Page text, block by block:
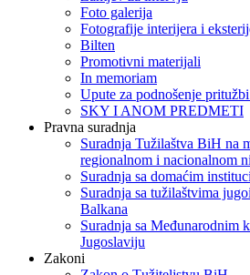
Foto galerija
Fotografije interijera i
Bilten
Promotivni materijali
In memoriam
Upute za podnošenje
SKY I ANOM PREDMETI
Pravna suradnja
Suradnja Tužilaštva BiH na
regionalnom i nacionalnom
Suradnja sa domaćim
Suradnja sa tužilaštvima
Balkana
Suradnja sa Međunarodnim
Jugoslaviju
Zakoni